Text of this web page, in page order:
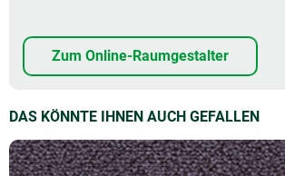
Zum Online-Raumgestalter
DAS KÖNNTE IHNEN AUCH GEFALLEN